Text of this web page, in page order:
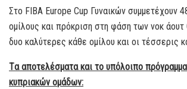
Στο FIBA Europe Cup Γυναικών συμμετέχουν
ομίλους και πρόκριση στη φάση των νοκ άουτ
δυο καλύτερες κάθε ομίλου και οι τέσσερις
Tα αποτελέσματα και το υπόλοιπο π
κυπριακών ομάδων: